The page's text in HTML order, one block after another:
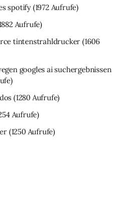
spotify (1972 Aufrufe)
Aufrufe)
tintenstrahldrucker (1606
googles ai suchergebnissen
(1280 Aufrufe)
Aufrufe)
(1250 Aufrufe)